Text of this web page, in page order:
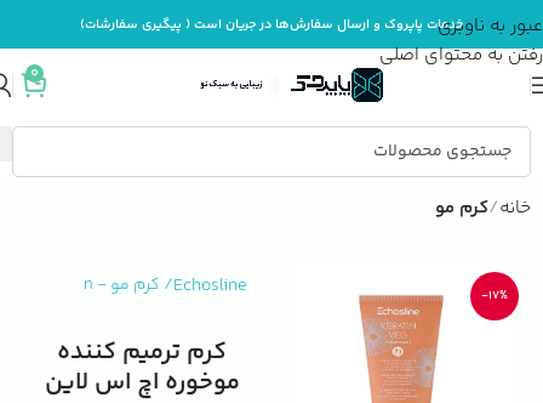
عبور به ناوبری
رفتن به محتوای اصلی
خدمات پاپروک و ارسال سفارش‌ها در جریان است ( پیگیری سفارشات)
0
خانه کرم مو
-17%
Echosline
/ کرم مو-
n
کرم ترمیم کننده
موخوره اچ اس لاین